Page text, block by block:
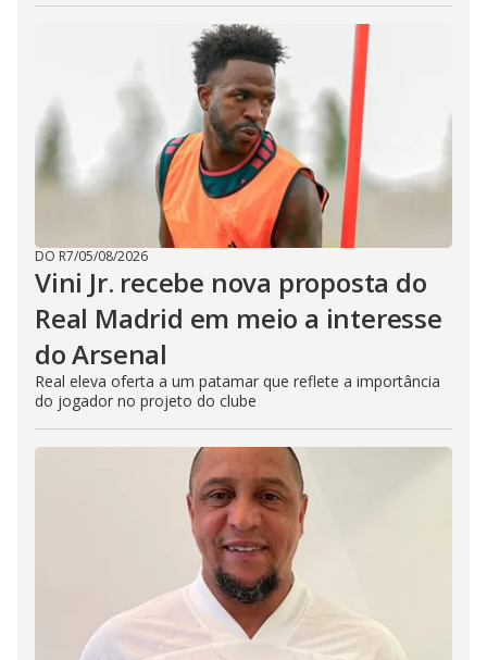
DO R7/05/08/2026
Vini Jr. recebe nova proposta do
Real Madrid em meio a interesse
do Arsenal
Real eleva oferta a um patamar que reflete a importância
do jogador no projeto do clube